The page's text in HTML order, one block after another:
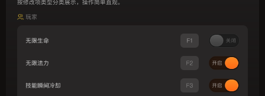
按修改项类型分类展示，操作简单直观。